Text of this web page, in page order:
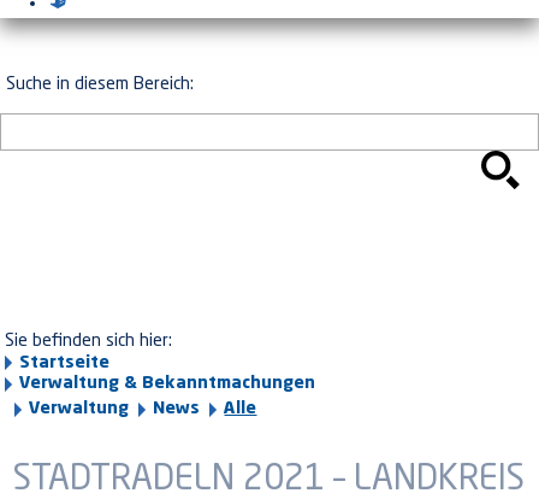
Suche in diesem Bereich:
Sie befinden sich hier:
Startseite
Verwaltung & Bekanntmachungen
Verwaltung
News Alle
STADTRADELN 2021 – LANDKREIS